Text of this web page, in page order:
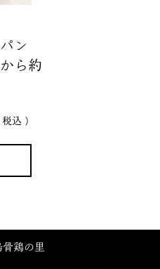
ン
ら約
税込
鶏の里